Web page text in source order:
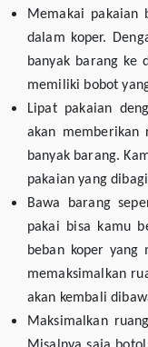
Memakai pakaian
dalam koper.
banyak barang ke
memiliki bobot
Lipat pakaian
akan
banyak barang.
pakaian yang
Bawa barang
pakai bisa kamu
beban koper yang
memaksimalkan
akan kembali
Maksimalkan